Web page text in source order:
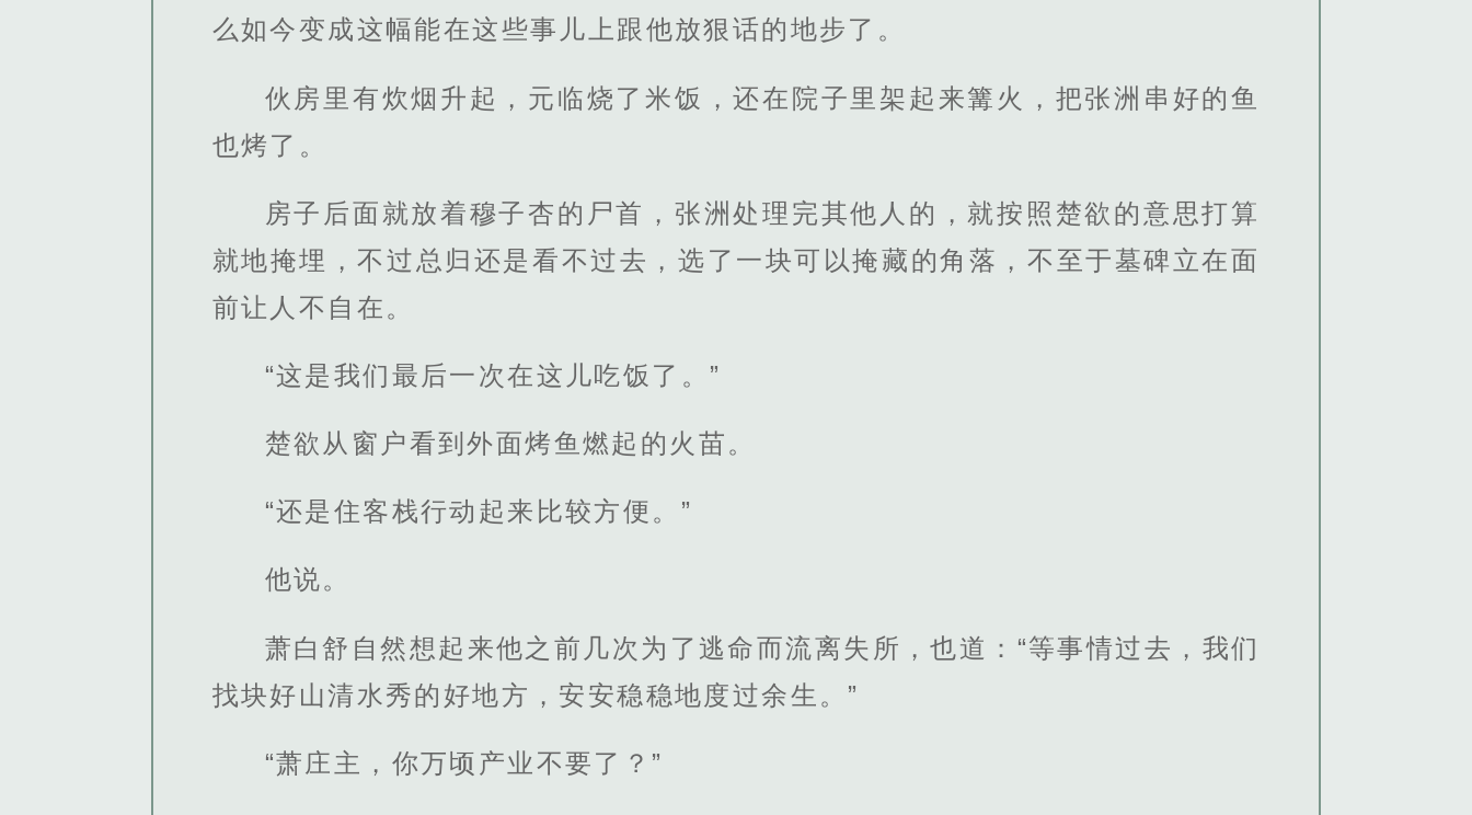
么如今变成这幅能在这些事儿上跟他放狠话的地步了。
伙房里有炊烟升起，元临烧了米饭，还在院子里架起来篝火，把张洲串好的鱼
也烤了。
房子后面就放着穆子杏的尸首，张洲处理完其他人的，就按照楚欲的意思打算
就地掩埋，不过总归还是看不过去，选了一块可以掩藏的角落，不至于墓碑立在面
前让人不自在。
“这是我们最后一次在这儿吃饭了。”
楚欲从窗户看到外面烤鱼燃起的火苗。
“还是住客栈行动起来比较方便。”
他说。
萧白舒自然想起来他之前几次为了逃命而流离失所，也道：“等事情过去，我们
找块好山清水秀的好地方，安安稳稳地度过余生。”
“萧庄主，你万顷产业不要了？”